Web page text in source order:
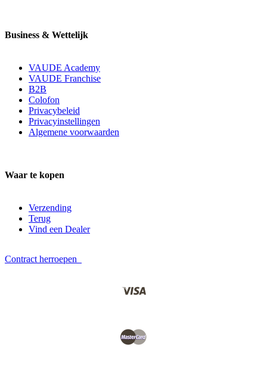
Business & Wettelijk
VAUDE Academy
VAUDE Franchise
B2B
Colofon
Privacybeleid
Privacyinstellingen
Algemene voorwaarden
Waar te kopen
Verzending
Terug
Vind een Dealer
Contract herroepen